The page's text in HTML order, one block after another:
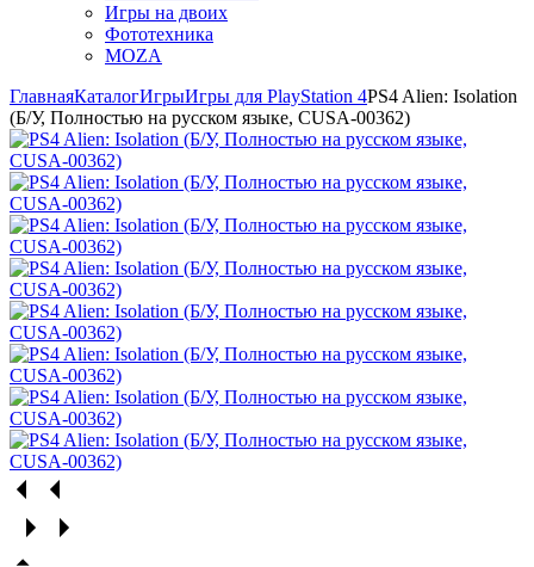
Игры на двоих
Фототехника
MOZA
ГлавнаяКаталогИгрыИгры для PlayStation 4PS4 Alien: Isolation
(Б/У, Полностью на русском языке, CUSA-00362)